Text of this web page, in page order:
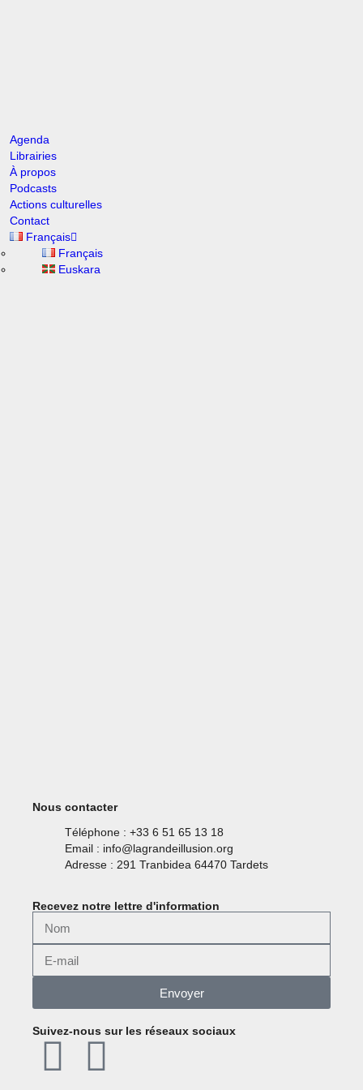
Agenda
Librairies
À propos
Podcasts
Actions culturelles
Contact
Français
Français
Euskara
00:00
Nous contacter
Téléphone : +33 6 51 65 13 18
Email : info@lagrandeillusion.org
Adresse : 291 Tranbidea 64470 Tardets
Recevez notre lettre d'information
Envoyer
Suivez-nous sur les réseaux sociaux